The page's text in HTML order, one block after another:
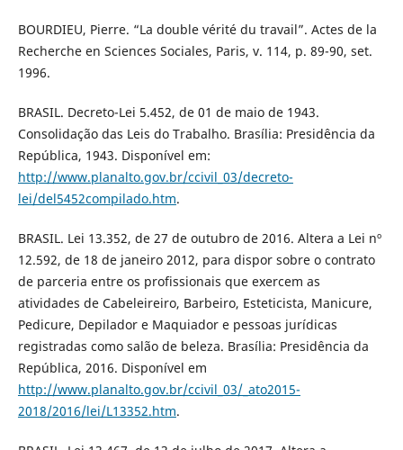
BOURDIEU, Pierre. “La double vérité du travail”. Actes de la
Recherche en Sciences Sociales, Paris, v. 114, p. 89-90, set.
1996.
BRASIL. Decreto-Lei 5.452, de 01 de maio de 1943.
Consolidação das Leis do Trabalho. Brasília: Presidência da
República, 1943. Disponível em:
http://www.planalto.gov.br/ccivil_03/decreto-
lei/del5452compilado.htm.
BRASIL. Lei 13.352, de 27 de outubro de 2016. Altera a Lei nº
12.592, de 18 de janeiro 2012, para dispor sobre o contrato
de parceria entre os profissionais que exercem as
atividades de Cabeleireiro, Barbeiro, Esteticista, Manicure,
Pedicure, Depilador e Maquiador e pessoas jurídicas
registradas como salão de beleza. Brasília: Presidência da
República, 2016. Disponível em
http://www.planalto.gov.br/ccivil_03/_ato2015-
2018/2016/lei/L13352.htm.